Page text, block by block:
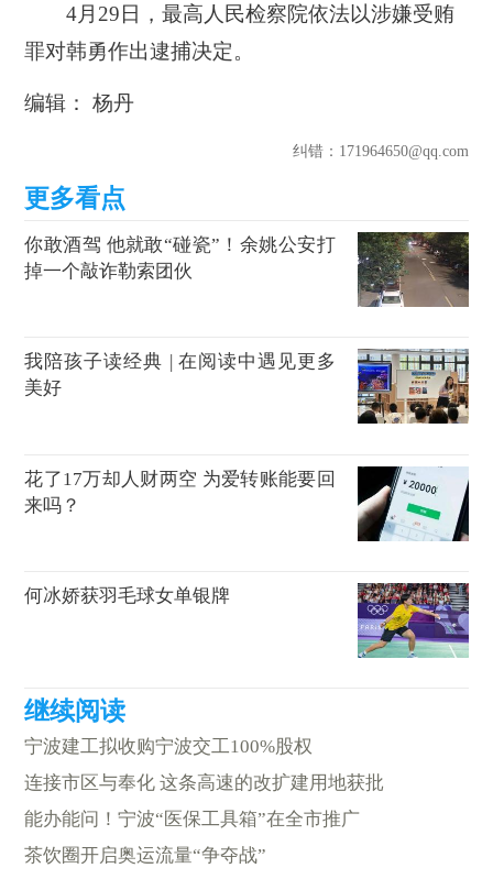
4月29日，最高人民检察院依法以涉嫌受贿
罪对韩勇作出逮捕决定。
编辑： 杨丹
纠错：171964650@qq.com
你敢酒驾 他就敢“碰瓷”！余姚公安打
掉一个敲诈勒索团伙
我陪孩子读经典 | 在阅读中遇见更多
美好
花了17万却人财两空 为爱转账能要回
来吗？
何冰娇获羽毛球女单银牌
宁波建工拟收购宁波交工100%股权
连接市区与奉化 这条高速的改扩建用地获批
能办能问！宁波“医保工具箱”在全市推广
茶饮圈开启奥运流量“争夺战”